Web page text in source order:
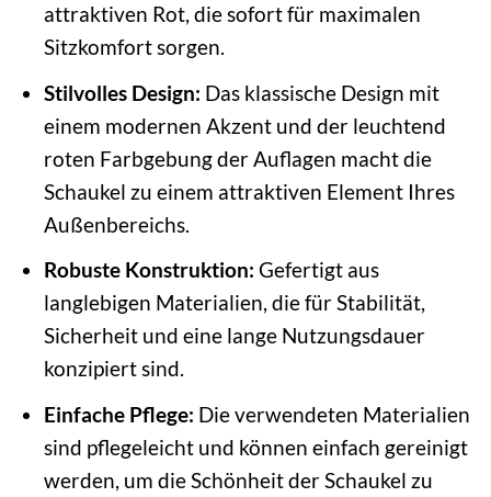
attraktiven Rot, die sofort für maximalen
Sitzkomfort sorgen.
Stilvolles Design: Das klassische Design mit
einem modernen Akzent und der leuchtend
roten Farbgebung der Auflagen macht die
Schaukel zu einem attraktiven Element Ihres
Außenbereichs.
Robuste Konstruktion: Gefertigt aus
langlebigen Materialien, die für Stabilität,
Sicherheit und eine lange Nutzungsdauer
konzipiert sind.
Einfache Pflege: Die verwendeten Materialien
sind pflegeleicht und können einfach gereinigt
werden, um die Schönheit der Schaukel zu